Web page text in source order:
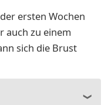
ersten Wochen
auch zu einem
sich die Brust